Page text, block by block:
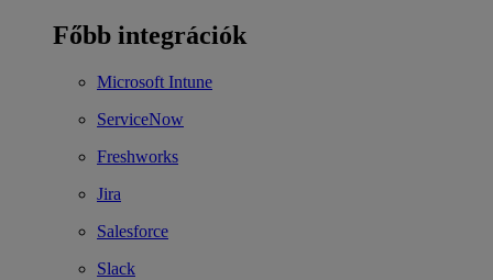
Főbb integrációk
Microsoft Intune
ServiceNow
Freshworks
Jira
Salesforce
Slack